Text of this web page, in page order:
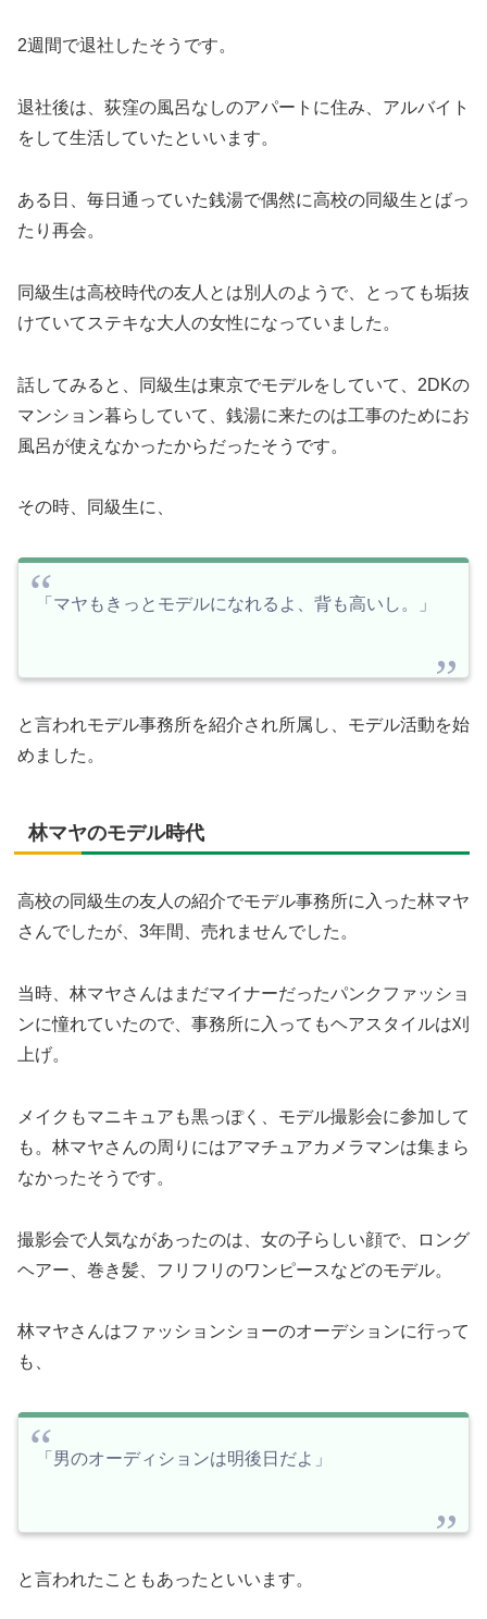
2週間で退社したそうです。
退社後は、荻窪の風呂なしのアパートに住み、アルバイト
をして生活していたといいます。
ある日、毎日通っていた銭湯で偶然に高校の同級生とばっ
たり再会。
同級生は高校時代の友人とは別人のようで、とっても垢抜
けていてステキな大人の女性になっていました。
話してみると、同級生は東京でモデルをしていて、2DKの
マンション暮らしていて、銭湯に来たのは工事のためにお
風呂が使えなかったからだったそうです。
その時、同級生に、
「マヤもきっとモデルになれるよ、背も高いし。」
と言われモデル事務所を紹介され所属し、モデル活動を始
めました。
林マヤのモデル時代
高校の同級生の友人の紹介でモデル事務所に入った林マヤ
さんでしたが、3年間、売れませんでした。
当時、林マヤさんはまだマイナーだったパンクファッショ
ンに憧れていたので、事務所に入ってもヘアスタイルは刈
上げ。
メイクもマニキュアも黒っぽく、モデル撮影会に参加して
も。林マヤさんの周りにはアマチュアカメラマンは集まら
なかったそうです。
撮影会で人気ながあったのは、女の子らしい顔で、ロング
ヘアー、巻き髪、フリフリのワンピースなどのモデル。
林マヤさんはファッションショーのオーデションに行って
も、
「男のオーディションは明後日だよ」
と言われたこともあったといいます。